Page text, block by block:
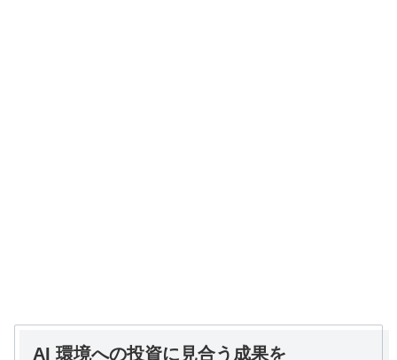
AI 環境への投資に見合う成果を